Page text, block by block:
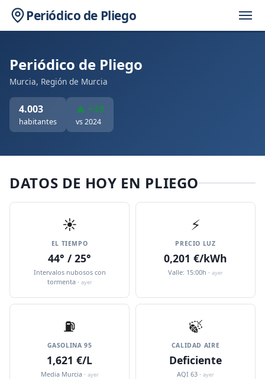
Periódico de Pliego
Periódico de Pliego
Murcia, Región de Murcia
4.003
habitantes
▲ +39
vs 2024
DATOS DE HOY EN PLIEGO
☀️
EL TIEMPO
44° / 25°
Intervalos nubosos con
tormenta · ayer
⚡
PRECIO LUZ
0,201 €/kWh
Valle: 15:00h · ayer
⛽️
GASOLINA 95
1,621 €/L
Media Murcia · ayer
🍃
CALIDAD AIRE
Deficiente
AQI 63 · ayer